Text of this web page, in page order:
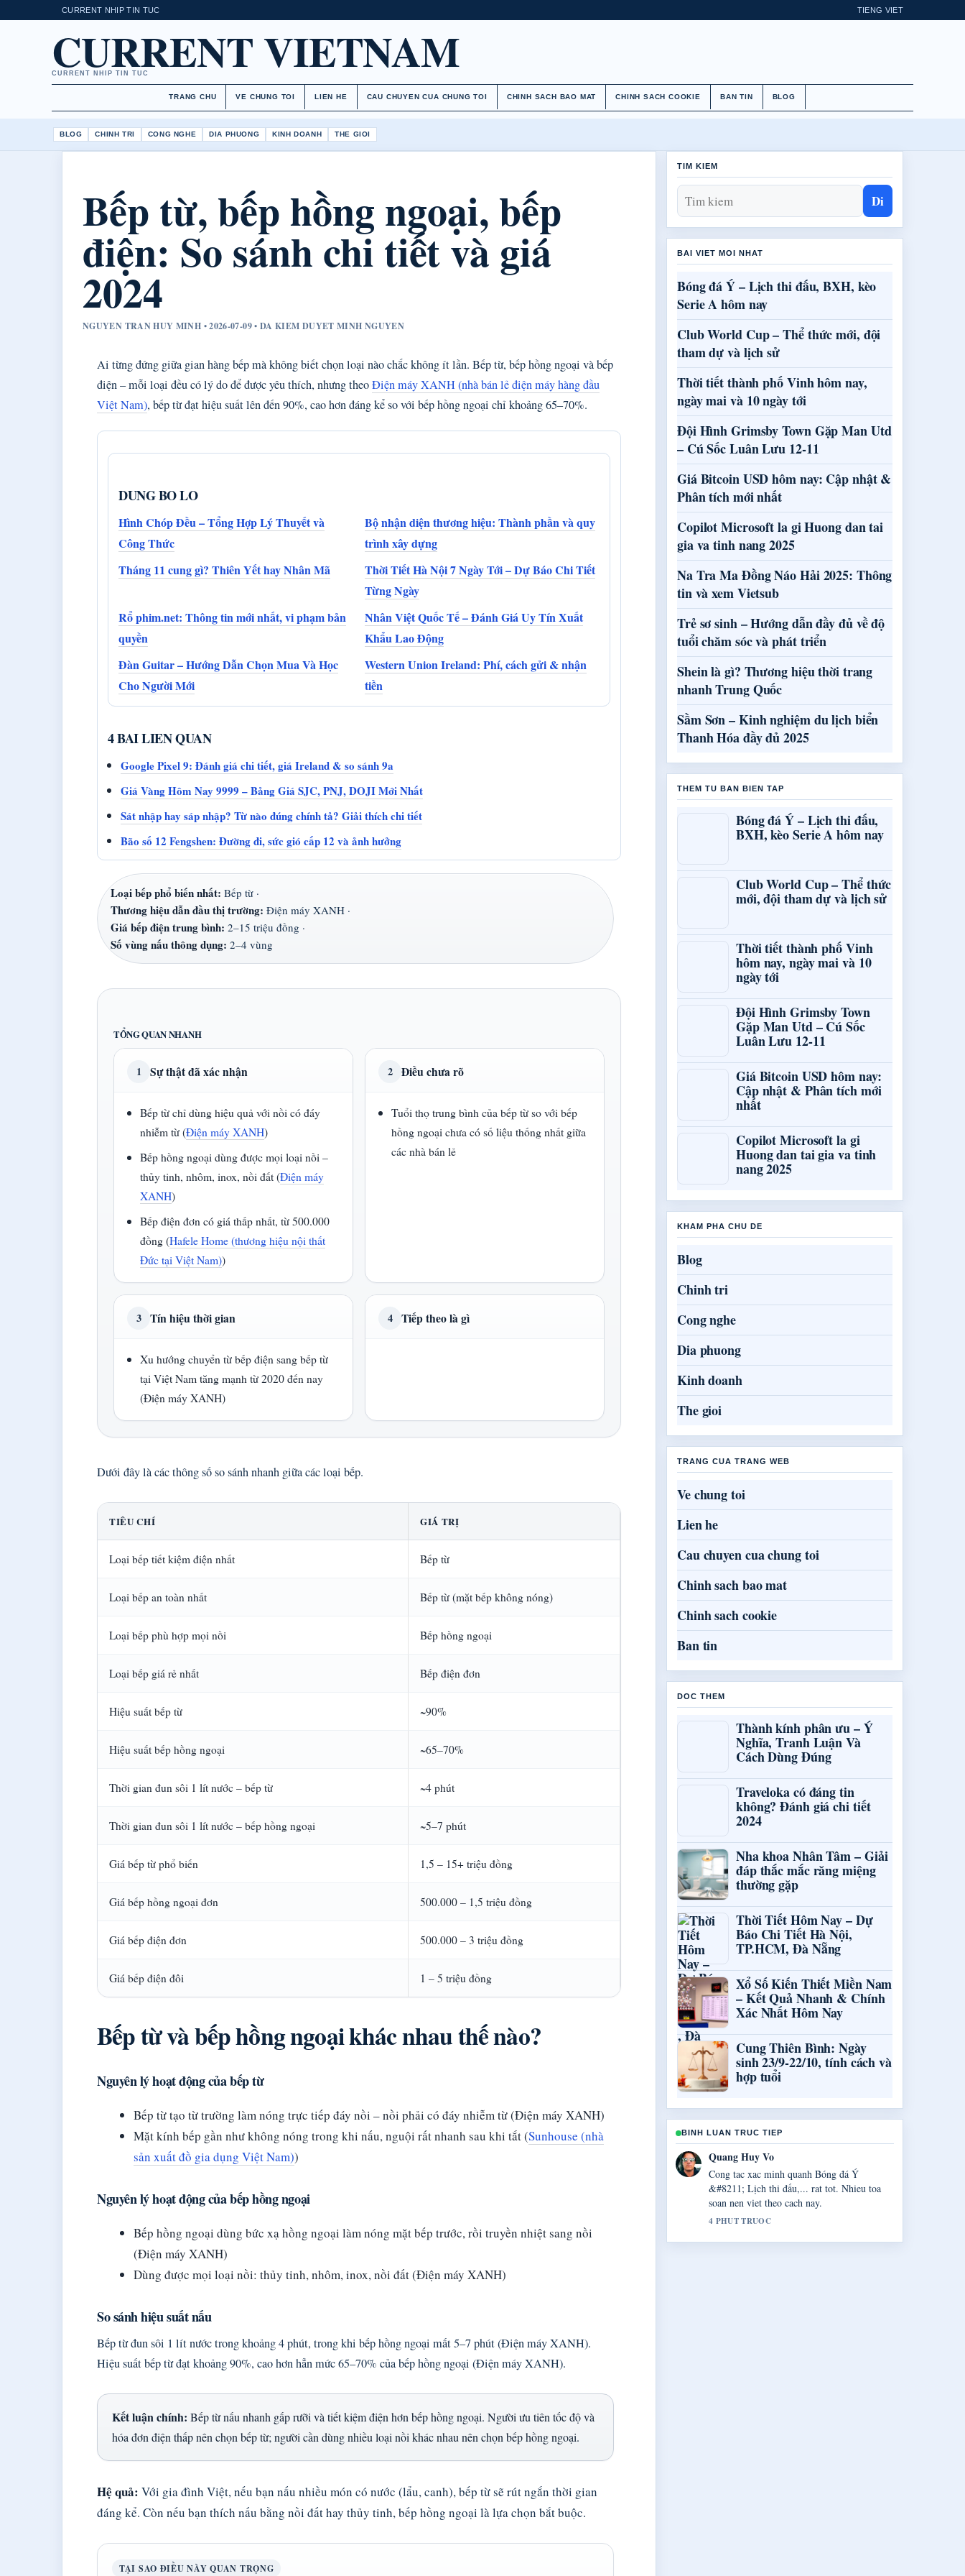
CURRENT NHIP TIN TUC TIENG VIET
CURRENT VIETNAM
CURRENT NHIP TIN TUC
TRANG CHU VE CHUNG TOI LIEN HE CAU CHUYEN CUA CHUNG TOI CHINH SACH BAO MAT CHINH SACH COOKIE BAN TIN BLOG
BLOG CHINH TRI CONG NGHE DIA PHUONG KINH DOANH THE GIOI
Bếp từ, bếp hồng ngoại, bếp
điện: So sánh chi tiết và giá
2024
NGUYEN TRAN HUY MINH • 2026-07-09 • DA KIEM DUYET MINH NGUYEN
Ai từng đứng giữa gian hàng bếp mà không biết chọn loại nào chắc không ít lần. Bếp từ, bếp hồng ngoại và bếp
điện – mỗi loại đều có lý do để được yêu thích, nhưng theoĐiện máy XANH (nhà bán lẻ điện máy hàng đầu
Việt Nam), bếp từ đạt hiệu suất lên đến 90%, cao hơn đáng kể so với bếp hồng ngoại chỉ khoảng 65–70%.
DUNG BO LO
Hình Chóp Đều – Tổng Hợp Lý Thuyết và
Công Thức
Bộ nhận diện thương hiệu: Thành phần và quy
trình xây dựng
Tháng 11 cung gì? Thiên Yết hay Nhân Mã
Thời Tiết Hà Nội 7 Ngày Tới – Dự Báo Chi Tiết
Từng Ngày
Rổ phim.net: Thông tin mới nhất, vi phạm bản
quyền
Nhân Việt Quốc Tế – Đánh Giá Uy Tín Xuất
Khẩu Lao Động
Đàn Guitar – Hướng Dẫn Chọn Mua Và Học
Cho Người Mới
Western Union Ireland: Phí, cách gửi & nhận
tiền
4 BAI LIEN QUAN
Google Pixel 9: Đánh giá chi tiết, giá Ireland & so sánh 9a
Giá Vàng Hôm Nay 9999 – Bảng Giá SJC, PNJ, DOJI Mới Nhất
Sát nhập hay sáp nhập? Từ nào đúng chính tả? Giải thích chi tiết
Bão số 12 Fengshen: Đường đi, sức gió cấp 12 và ảnh hưởng
Loại bếp phổ biến nhất: Bếp từ ·
Thương hiệu dẫn đầu thị trường: Điện máy XANH ·
Giá bếp điện trung bình: 2–15 triệu đồng ·
Số vùng nấu thông dụng: 2–4 vùng
TỔNG QUAN NHANH
1 Sự thật đã xác nhận
Bếp từ chỉ dùng hiệu quả với nồi có đáy
nhiễm từ (Điện máy XANH)
Bếp hồng ngoại dùng được mọi loại nồi –
thủy tinh, nhôm, inox, nồi đất (Điện máy
XANH)
Bếp điện đơn có giá thấp nhất, từ 500.000
đồng (Hafele Home (thương hiệu nội thất
Đức tại Việt Nam))
2 Điều chưa rõ
Tuổi thọ trung bình của bếp từ so với bếp
hồng ngoại chưa có số liệu thống nhất giữa
các nhà bán lẻ
3 Tín hiệu thời gian
Xu hướng chuyển từ bếp điện sang bếp từ
tại Việt Nam tăng mạnh từ 2020 đến nay
(Điện máy XANH)
4 Tiếp theo là gì
Dưới đây là các thông số so sánh nhanh giữa các loại bếp.
TIÊU CHÍ GIÁ TRỊ
Loại bếp tiết kiệm điện nhất Bếp từ
Loại bếp an toàn nhất Bếp từ (mặt bếp không nóng)
Loại bếp phù hợp mọi nồi Bếp hồng ngoại
Loại bếp giá rẻ nhất Bếp điện đơn
Hiệu suất bếp từ ~90%
Hiệu suất bếp hồng ngoại ~65–70%
Thời gian đun sôi 1 lít nước – bếp từ ~4 phút
Thời gian đun sôi 1 lít nước – bếp hồng ngoại ~5–7 phút
Giá bếp từ phổ biến 1,5 – 15+ triệu đồng
Giá bếp hồng ngoại đơn 500.000 – 1,5 triệu đồng
Giá bếp điện đơn 500.000 – 3 triệu đồng
Giá bếp điện đôi 1 – 5 triệu đồng
Bếp từ và bếp hồng ngoại khác nhau thế nào?
Nguyên lý hoạt động của bếp từ
Bếp từ tạo từ trường làm nóng trực tiếp đáy nồi – nồi phải có đáy nhiễm từ (Điện máy XANH)
Mặt kính bếp gần như không nóng trong khi nấu, nguội rất nhanh sau khi tắt (Sunhouse (nhà
sản xuất đồ gia dụng Việt Nam))
Nguyên lý hoạt động của bếp hồng ngoại
Bếp hồng ngoại dùng bức xạ hồng ngoại làm nóng mặt bếp trước, rồi truyền nhiệt sang nồi
(Điện máy XANH)
Dùng được mọi loại nồi: thủy tinh, nhôm, inox, nồi đất (Điện máy XANH)
So sánh hiệu suất nấu
Bếp từ đun sôi 1 lít nước trong khoảng 4 phút, trong khi bếp hồng ngoại mất 5–7 phút (Điện máy XANH).
Hiệu suất bếp từ đạt khoảng 90%, cao hơn hẳn mức 65–70% của bếp hồng ngoại (Điện máy XANH).
Kết luận chính: Bếp từ nấu nhanh gấp rưỡi và tiết kiệm điện hơn bếp hồng ngoại. Người ưu tiên tốc độ và
hóa đơn điện thấp nên chọn bếp từ; người cần dùng nhiều loại nồi khác nhau nên chọn bếp hồng ngoại.
Hệ quả: Với gia đình Việt, nếu bạn nấu nhiều món có nước (lẩu, canh), bếp từ sẽ rút ngắn thời gian
đáng kể. Còn nếu bạn thích nấu bằng nồi đất hay thủy tinh, bếp hồng ngoại là lựa chọn bắt buộc.
TẠI SAO ĐIỀU NÀY QUAN TRỌNG
TIM KIEM
Di
BAI VIET MOI NHAT
Bóng đá Ý – Lịch thi đấu, BXH, kèo
Serie A hôm nay
Club World Cup – Thể thức mới, đội
tham dự và lịch sử
Thời tiết thành phố Vinh hôm nay,
ngày mai và 10 ngày tới
Đội Hình Grimsby Town Gặp Man Utd
– Cú Sốc Luân Lưu 12-11
Giá Bitcoin USD hôm nay: Cập nhật &
Phân tích mới nhất
Copilot Microsoft la gi Huong dan tai
gia va tinh nang 2025
Na Tra Ma Đồng Náo Hải 2025: Thông
tin và xem Vietsub
Trẻ sơ sinh – Hướng dẫn đầy đủ về độ
tuổi chăm sóc và phát triển
Shein là gì? Thương hiệu thời trang
nhanh Trung Quốc
Sầm Sơn – Kinh nghiệm du lịch biển
Thanh Hóa đầy đủ 2025
THEM TU BAN BIEN TAP
Bóng đá Ý – Lịch thi đấu,
BXH, kèo Serie A hôm nay
Club World Cup – Thể thức
mới, đội tham dự và lịch sử
Thời tiết thành phố Vinh
hôm nay, ngày mai và 10
ngày tới
Đội Hình Grimsby Town
Gặp Man Utd – Cú Sốc
Luân Lưu 12-11
Giá Bitcoin USD hôm nay:
Cập nhật & Phân tích mới
nhất
Copilot Microsoft la gi
Huong dan tai gia va tinh
nang 2025
KHAM PHA CHU DE
Blog
Chinh tri
Cong nghe
Dia phuong
Kinh doanh
The gioi
TRANG CUA TRANG WEB
Ve chung toi
Lien he
Cau chuyen cua chung toi
Chinh sach bao mat
Chinh sach cookie
Ban tin
DOC THEM
Thành kính phân ưu – Ý
Nghĩa, Tranh Luận Và
Cách Dùng Đúng
Traveloka có đáng tin
không? Đánh giá chi tiết
2024
Nha khoa Nhân Tâm – Giải
đáp thắc mắc răng miệng
thường gặp
Thời Tiết Hôm Nay – Dự
Báo Chi Tiết Hà Nội,
TP.HCM, Đà Nẵng
Xổ Số Kiến Thiết Miền Nam
– Kết Quả Nhanh & Chính
Xác Nhất Hôm Nay
Cung Thiên Bình: Ngày
sinh 23/9-22/10, tính cách và
hợp tuổi
BINH LUAN TRUC TIEP
Thanh Ha Dang
Tong hop rat tot ve Club World Cup
&#8211; Thể thức mới,.... Day la ban tom
tat ro rang nhat toi thay hom nay.
6 PHUT TRUOC